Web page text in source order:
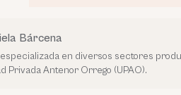
Bárcena
en diversos sectores
Privada Antenor Orrego (UPAO).